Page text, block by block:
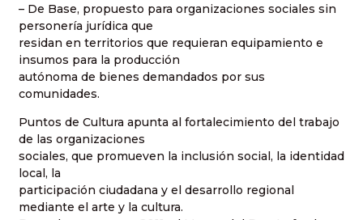
– De Base, propuesto para organizaciones sociales sin
personería jurídica que
residan en territorios que requieran equipamiento e
insumos para la producción
autónoma de bienes demandados por sus
comunidades.
Puntos de Cultura apunta al fortalecimiento del trabajo
de las organizaciones
sociales, que promueven la inclusión social, la identidad
local, la
participación ciudadana y el desarrollo regional
mediante el arte y la cultura.